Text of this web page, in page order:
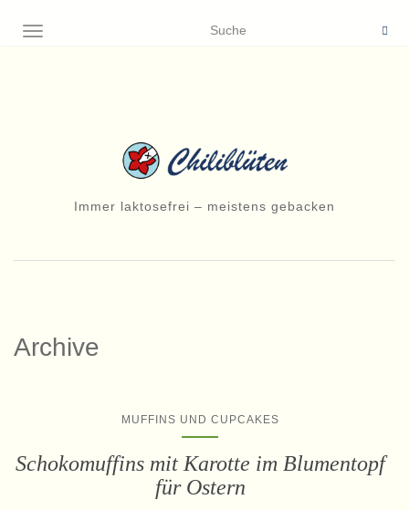
NAVIGATION EIN-/AUSSCHALTEN
Immer laktosefrei – meistens gebacken
Archive
MUFFINS UND CUPCAKES
Schokomuffins mit Karotte im Blumentopf
für Ostern